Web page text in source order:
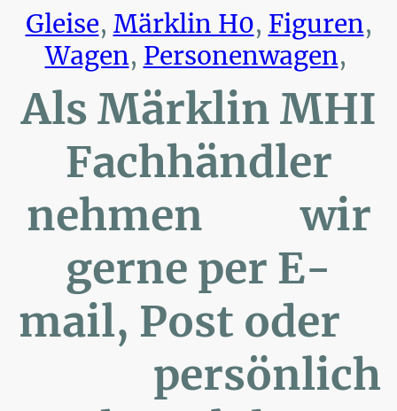
Gleise, Märklin H0, Figuren,
Wagen, Personenwagen,
Als Märklin MHI
Fachhändler
nehmen wir
gerne per E-
mail, Post oder
persönlich